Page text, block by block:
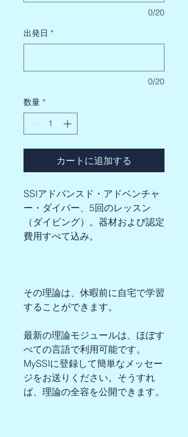
0/20
出発日 *
0/20
数量 *
カートに追加する
SSIアドバンスド・アドベンチャ
ー・ダイバー、5回のレッスン
（ダイビング）。器材および認定
費用すべて込み。
その理論は、休暇前に自宅で学習
することができます。
最新の理論モジュールは、ほぼす
べての言語で利用可能です。
MySSIに登録して簡単なメッセー
ジをお送りください。そうすれ
ば、理論の全容を公開できます。